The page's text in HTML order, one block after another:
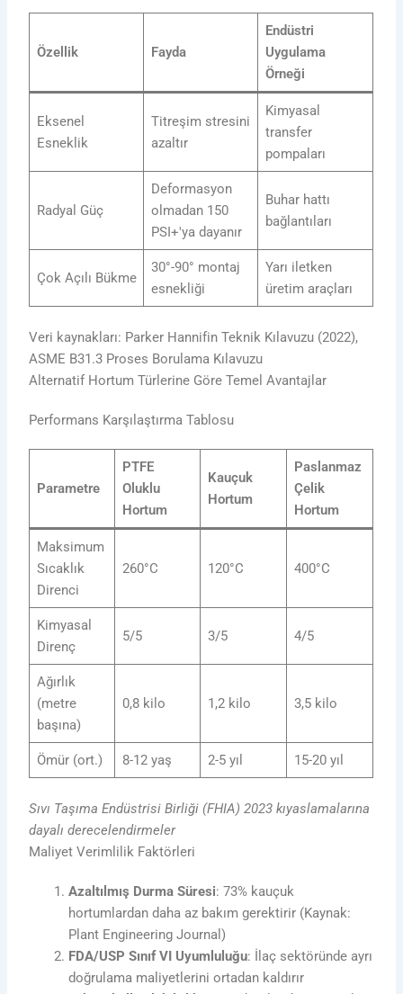
Özellik Fayda
Endüstri
Uygulama
Örneği
Eksenel
Esneklik
Titreşim stresini
azaltır
Kimyasal
transfer
pompaları
Radyal Güç
Deformasyon
olmadan 150
PSI+'ya dayanır
Buhar hattı
bağlantıları
Çok Açılı Bükme
30°-90° montaj
esnekliği
Yarı iletken
üretim araçları
Veri kaynakları: Parker Hannifin Teknik Kılavuzu (2022),
ASME B31.3 Proses Borulama Kılavuzu
Alternatif Hortum Türlerine Göre Temel Avantajlar
Performans Karşılaştırma Tablosu
Parametre
PTFE
Oluklu
Hortum
Kauçuk
Hortum
Paslanmaz
Çelik
Hortum
Maksimum
Sıcaklık
Direnci
260°C 120°C 400°C
Kimyasal
Direnç
5/5 3/5 4/5
Ağırlık
(metre
başına)
0,8 kilo 1,2 kilo 3,5 kilo
Ömür (ort.) 8-12 yaş 2-5 yıl 15-20 yıl
Sıvı Taşıma Endüstrisi Birliği (FHIA) 2023 kıyaslamalarına
dayalı derecelendirmeler
Maliyet Verimlilik Faktörleri
Azaltılmış Durma Süresi: 73% kauçuk
hortumlardan daha az bakım gerektirir (Kaynak:
Plant Engineering Journal)
FDA/USP Sınıf VI Uyumluluğu: İlaç sektöründe ayrı
doğrulama maliyetlerini ortadan kaldırır